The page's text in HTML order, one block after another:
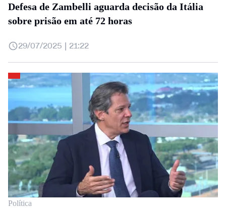
Defesa de Zambelli aguarda decisão da Itália
sobre prisão em até 72 horas
29/07/2025 | 21:22
Política